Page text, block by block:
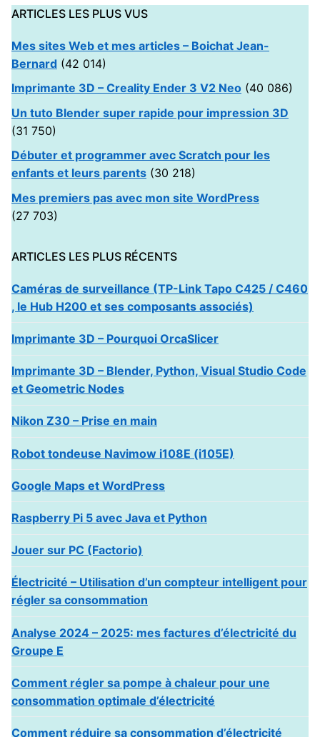
ARTICLES LES PLUS VUS
Mes sites Web et mes articles – Boichat Jean-
Bernard (42 014)
Imprimante 3D – Creality Ender 3 V2 Neo (40 086)
Un tuto Blender super rapide pour impression 3D
(31 750)
Débuter et programmer avec Scratch pour les
enfants et leurs parents (30 218)
Mes premiers pas avec mon site WordPress
(27 703)
ARTICLES LES PLUS RÉCENTS
Caméras de surveillance (TP-Link Tapo C425 / C460
, le Hub H200 et ses composants associés)
Imprimante 3D – Pourquoi OrcaSlicer
Imprimante 3D – Blender, Python, Visual Studio Code
et Geometric Nodes
Nikon Z30 – Prise en main
Robot tondeuse Navimow i108E (i105E)
Google Maps et WordPress
Raspberry Pi 5 avec Java et Python
Jouer sur PC (Factorio)
Électricité – Utilisation d’un compteur intelligent pour
régler sa consommation
Analyse 2024 – 2025: mes factures d’électricité du
Groupe E
Comment régler sa pompe à chaleur pour une
consommation optimale d’électricité
Comment réduire sa consommation d’électricité